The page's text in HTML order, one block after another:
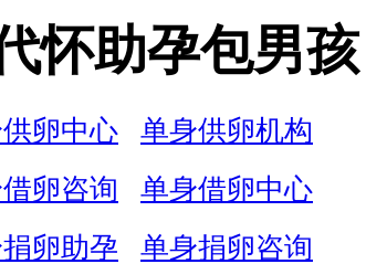
怀助孕包男孩
卵中心
单身供卵机构
卵咨询
单身借卵中心
卵助孕
单身捐卵咨询